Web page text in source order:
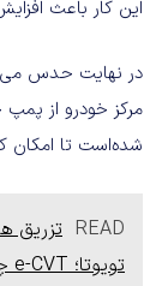
این کار باعث
در نهایت حدس
مرکز خودرو از پمپ
شده‌است تا امکان
READ
تویوتا؛ e-CVT چگونه کار می کند؟